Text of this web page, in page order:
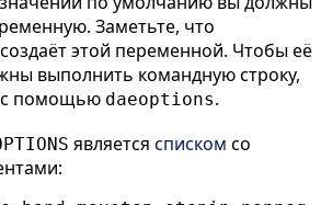
Заметьте, что
этой переменной. Чтобы её
выполнить командную строку,
с помощью daeoptions.
является списком со